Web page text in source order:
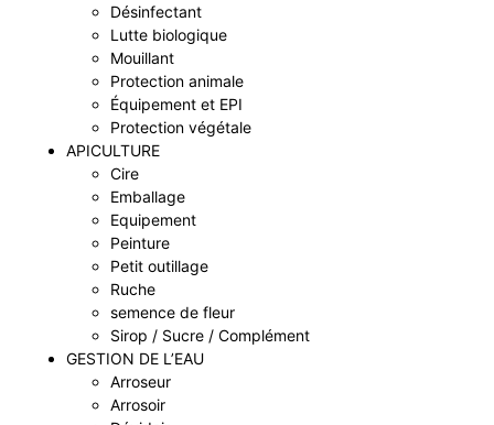
Désinfectant
Lutte biologique
Mouillant
Protection animale
Équipement et EPI
Protection végétale
APICULTURE
Cire
Emballage
Equipement
Peinture
Petit outillage
Ruche
semence de fleur
Sirop / Sucre / Complément
GESTION DE L’EAU
Arroseur
Arrosoir